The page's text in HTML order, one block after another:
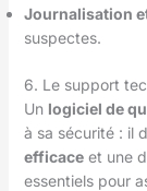
Journalisation
suspectes.
6. Le support
Un logiciel de
à sa sécurité : il
efficaceet une
essentiels pour